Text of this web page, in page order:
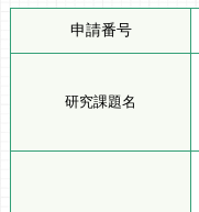
申請番号
研究課題名